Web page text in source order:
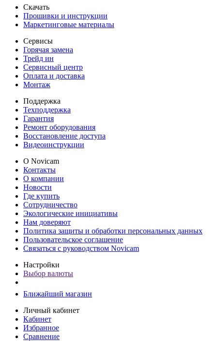
Скачать
Прошивки и инструкции
Маркетинговые материалы
Сервисы
Горячая замена
Трейд ин
Сервисный центр
Оплата и доставка
Монтаж
Поддержка
Техподдержка
Гарантия
Ремонт оборудования
Восстановление доступа
Видеоинструкции
О Novicam
Контакты
О компании
Новости
Где купить
Сотрудничество
Экологические инициативы
Нам доверяют
Политика защиты и обработки персональных данных
Пользовательское соглашение
Связаться с руководством Novicam
Настройки
Выбор валюты
Ближайший магазин
Личный кабинет
Кабинет
Избранное
Сравнение